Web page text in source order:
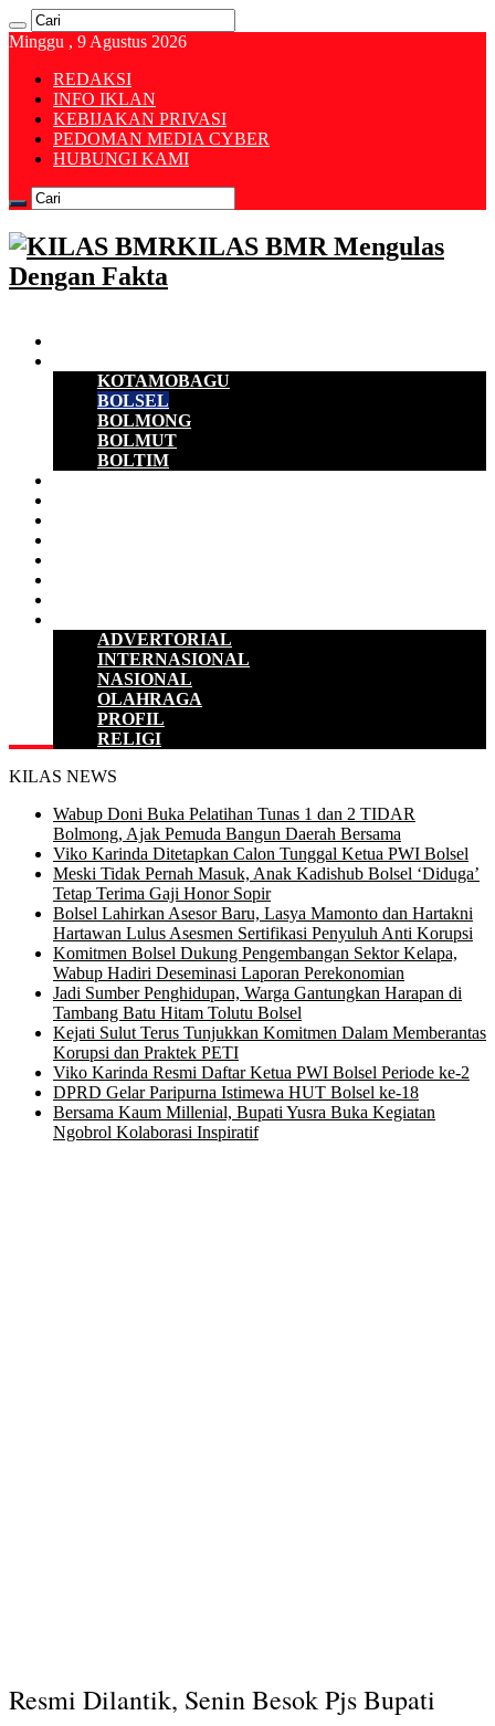
Minggu , 9 Agustus 2026
REDAKSI
INFO IKLAN
KEBIJAKAN PRIVASI
PEDOMAN MEDIA CYBER
HUBUNGI KAMI
KILAS BMR Mengulas
Dengan Fakta
KOTAMOBAGU
BOLSEL
BOLMONG
BOLMUT
BOLTIM
ADVERTORIAL
INTERNASIONAL
NASIONAL
OLAHRAGA
PROFIL
RELIGI
KILAS NEWS
Wabup Doni Buka Pelatihan Tunas 1 dan 2 TIDAR
Bolmong, Ajak Pemuda Bangun Daerah Bersama
Viko Karinda Ditetapkan Calon Tunggal Ketua PWI Bolsel
Meski Tidak Pernah Masuk, Anak Kadishub Bolsel ‘Diduga’
Tetap Terima Gaji Honor Sopir
Bolsel Lahirkan Asesor Baru, Lasya Mamonto dan Hartakni
Hartawan Lulus Asesmen Sertifikasi Penyuluh Anti Korupsi
Komitmen Bolsel Dukung Pengembangan Sektor Kelapa,
Wabup Hadiri Deseminasi Laporan Perekonomian
Jadi Sumber Penghidupan, Warga Gantungkan Harapan di
Tambang Batu Hitam Tolutu Bolsel
Kejati Sulut Terus Tunjukkan Komitmen Dalam Memberantas
Korupsi dan Praktek PETI
Viko Karinda Resmi Daftar Ketua PWI Bolsel Periode ke-2
DPRD Gelar Paripurna Istimewa HUT Bolsel ke-18
Bersama Kaum Millenial, Bupati Yusra Buka Kegiatan
Ngobrol Kolaborasi Inspiratif
Resmi Dilantik, Senin Besok Pjs Bupati